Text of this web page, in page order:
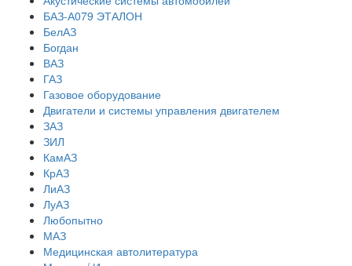
БАЗ-А079 ЭТАЛОН
БелАЗ
Богдан
ВАЗ
ГАЗ
Газовое оборудование
Двигатели и системы управления двигателем
ЗАЗ
ЗИЛ
КамАЗ
КрАЗ
ЛиАЗ
ЛуАЗ
Любопытно
МАЗ
Медицинская автолитература